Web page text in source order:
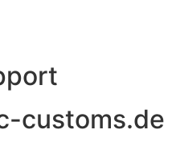
customs.de